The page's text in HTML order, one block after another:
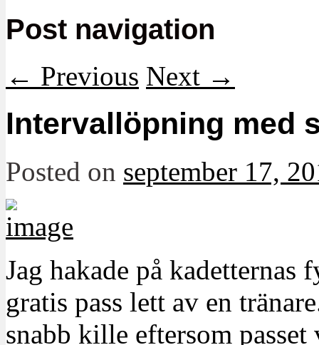
Post navigation
← Previous Next →
Intervallöpning med
Posted on september 17,
Jag hakade på kadetternas
gratis pass lett av en
snabb kille eftersom